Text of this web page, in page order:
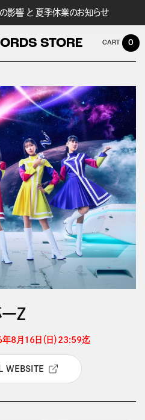
影響 と 夏季休業のお知らせ
STORE 0
Ｚ
8月16日（日）23:59迄
WEBSITE